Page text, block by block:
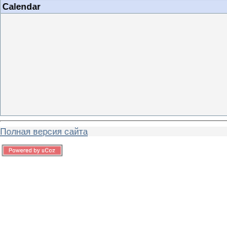
Calendar
Полная версия сайта